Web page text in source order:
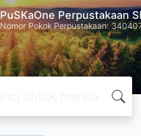
PuSKaOne Perpustakaan
Nomor Pokok Perpustakaan: